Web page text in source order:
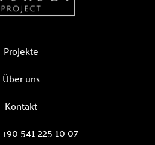
Projekte
Über uns
Kontakt
+90 541 225 10 07